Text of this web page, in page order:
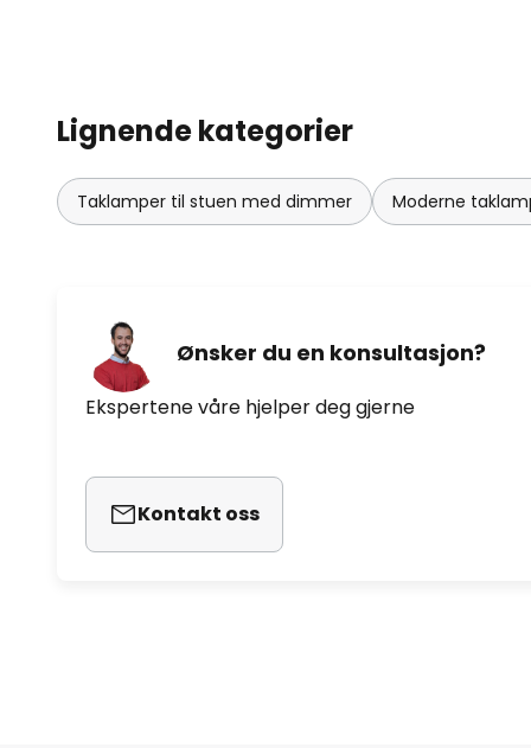
Lignende kategorier
Taklamper til stuen med dimmer Moderne
Ønsker du en konsultasjon?
Ekspertene våre hjelper deg gjerne
Kontakt oss